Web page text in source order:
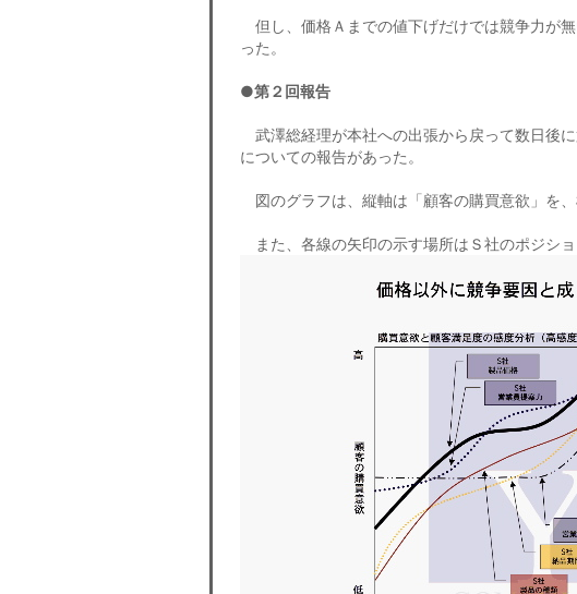
但し、価格Ａまでの値下げだけでは競争力が
った。
●第２回報告
武澤総経理が本社への出張から戻って数日後
についての報告があった。
図のグラフは、縦軸は「顧客の購買意欲」を
また、各線の矢印の示す場所はＳ社のポジショ